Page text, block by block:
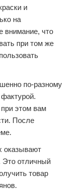
и
на
внимание, что
при том же
по-разному
этом вам
После
оказывают
Это отличный
товар